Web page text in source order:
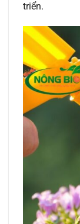
triển.